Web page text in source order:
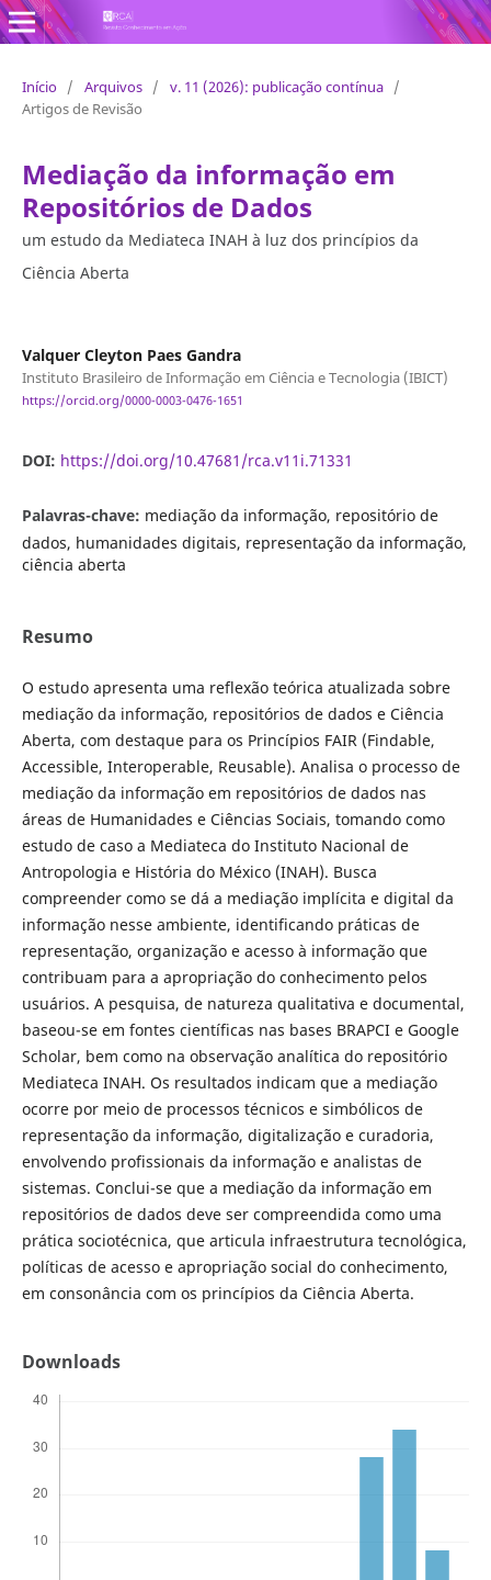
Revista Conhecimento em Ação
Início / Arquivos / v. 11 (2026): publicação contínua /
Artigos de Revisão
Mediação da informação em
Repositórios de Dados
um estudo da Mediateca INAH à luz dos princípios da
Ciência Aberta
Valquer Cleyton Paes Gandra
Instituto Brasileiro de Informação em Ciência e Tecnologia (IBICT)
https://orcid.org/0000-0003-0476-1651
DOI: https://doi.org/10.47681/rca.v11i.71331
Palavras-chave: mediação da informação, repositório de
dados, humanidades digitais, representação da informação,
ciência aberta
Resumo
O estudo apresenta uma reflexão teórica atualizada sobre
mediação da informação, repositórios de dados e Ciência
Aberta, com destaque para os Princípios FAIR (Findable,
Accessible, Interoperable, Reusable). Analisa o processo de
mediação da informação em repositórios de dados nas
áreas de Humanidades e Ciências Sociais, tomando como
estudo de caso a Mediateca do Instituto Nacional de
Antropologia e História do México (INAH). Busca
compreender como se dá a mediação implícita e digital da
informação nesse ambiente, identificando práticas de
representação, organização e acesso à informação que
contribuam para a apropriação do conhecimento pelos
usuários. A pesquisa, de natureza qualitativa e documental,
baseou-se em fontes científicas nas bases BRAPCI e Google
Scholar, bem como na observação analítica do repositório
Mediateca INAH. Os resultados indicam que a mediação
ocorre por meio de processos técnicos e simbólicos de
representação da informação, digitalização e curadoria,
envolvendo profissionais da informação e analistas de
sistemas. Conclui-se que a mediação da informação em
repositórios de dados deve ser compreendida como uma
prática sociotécnica, que articula infraestrutura tecnológica,
políticas de acesso e apropriação social do conhecimento,
em consonância com os princípios da Ciência Aberta.
Downloads